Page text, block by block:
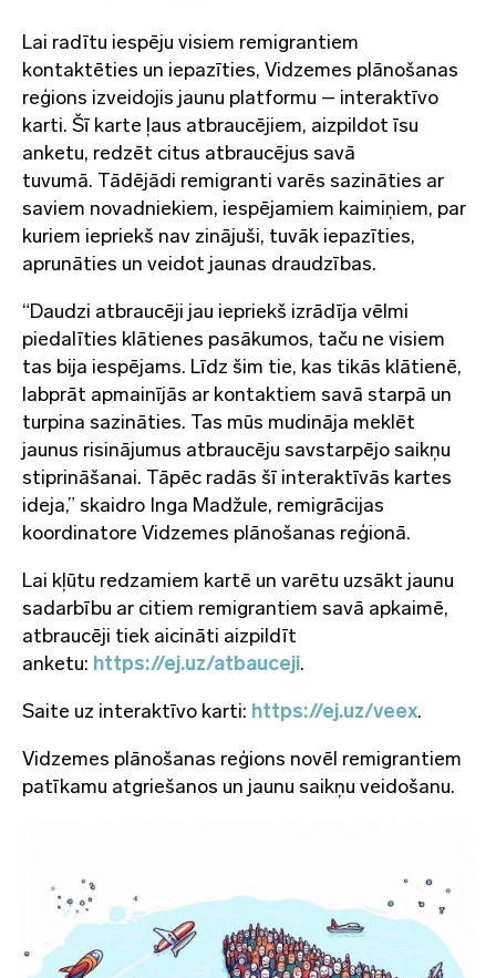
Lai radītu iespēju visiem remigrantiem
kontaktēties un iepazīties, Vidzemes plānošanas
reģions izveidojis jaunu platformu – interaktīvo
karti. Šī karte ļaus atbraucējiem, aizpildot īsu
anketu, redzēt citus atbraucējus savā
tuvumā. Tādējādi remigranti varēs sazināties ar
saviem novadniekiem, iespējamiem kaimiņiem, par
kuriem iepriekš nav zinājuši, tuvāk iepazīties,
aprunāties un veidot jaunas draudzības.
“Daudzi atbraucēji jau iepriekš izrādīja vēlmi
piedalīties klātienes pasākumos, taču ne visiem
tas bija iespējams. Līdz šim tie, kas tikās klātienē,
labprāt apmainījās ar kontaktiem savā starpā un
turpina sazināties. Tas mūs mudināja meklēt
jaunus risinājumus atbraucēju savstarpējo saikņu
stiprināšanai. Tāpēc radās šī interaktīvās kartes
ideja,” skaidro Inga Madžule, remigrācijas
koordinatore Vidzemes plānošanas reģionā.
Lai kļūtu redzamiem kartē un varētu uzsākt jaunu
sadarbību ar citiem remigrantiem savā apkaimē,
atbraucēji tiek aicināti aizpildīt
anketu: https://ej.uz/atbauceji.
Saite uz interaktīvo karti: https://ej.uz/veex.
Vidzemes plānošanas reģions novēl remigrantiem
patīkamu atgriešanos un jaunu saikņu veidošanu.